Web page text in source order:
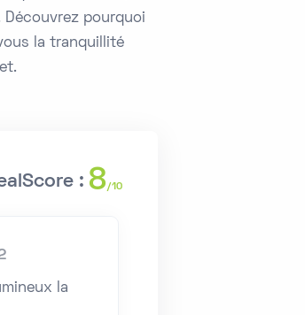
pourquoi
la tranquillité
: 8/10
la